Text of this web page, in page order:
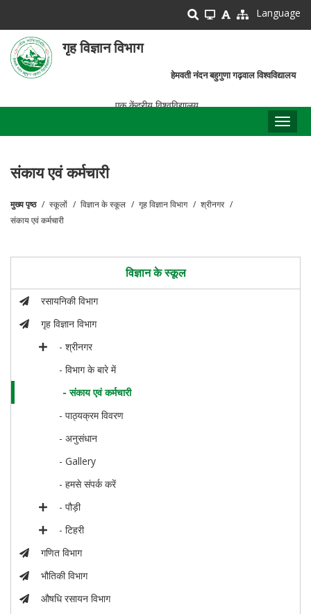
main
content
Language
गृह विज्ञान विभाग
हेमवती नंदन बहुगुणा गढ़वाल विश्वविद्यालय
एक केंद्रीय विश्वविद्यालय
संकाय एवं कर्मचारी
पग
मुख्य पृष्ठ स्कूलों विज्ञान के स्कूल गृह विज्ञान विभाग
श्रीनगर
संकाय एवं कर्मचारी
विज्ञान के स्कूल
रसायनिकी विभाग
गृह विज्ञान विभाग
- श्रीनगर
- विभाग के बारे में
- संकाय एवं कर्मचारी
- पाठ्यक्रम विवरण
- अनुसंधान
- Gallery
- हमसे संपर्क करें
- पौड़ी
- टिहरी
गणित विभाग
भौतिकी विभाग
औषधि रसायन विभाग